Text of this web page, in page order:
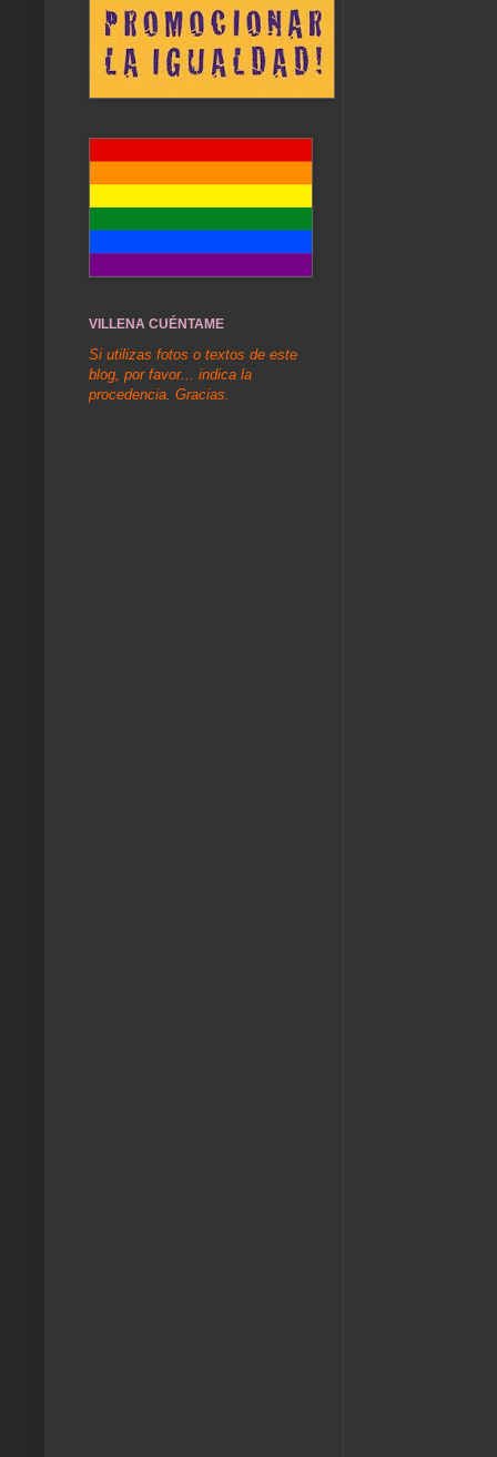
VILLENA CUÉNTAME
Si utilizas fotos o textos de este
blog, por favor... indica la
procedencia. Gracias.